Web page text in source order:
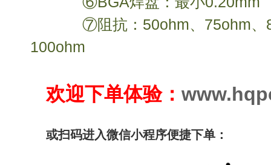
⑦阻抗：50ohm、75ohm、
100ohm
欢迎下单体验：
或扫码进入微信小程序便捷下单：